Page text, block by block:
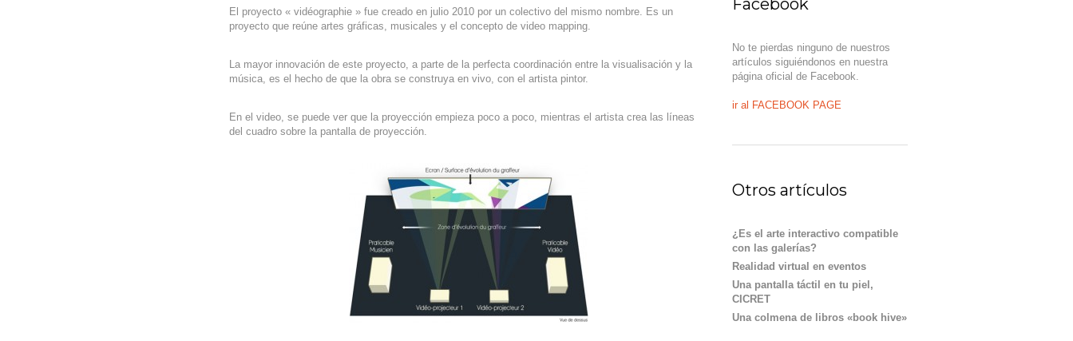
El proyecto « vidéographie » fue creado en julio 2010 por un colectivo del mismo nombre. Es un
proyecto que reúne artes gráficas, musicales y el concepto de video mapping.
La mayor innovación de este proyecto, a parte de la perfecta coordinación entre la visualisación y la
música, es el hecho de que la obra se construya en vivo, con el artista pintor.
En el video, se puede ver que la proyección empieza poco a poco, mientras el artista crea las líneas
del cuadro sobre la pantalla de proyección.
Facebook
No te pierdas ninguno de nuestros
artículos siguiéndonos en nuestra
página oficial de Facebook.
ir al FACEBOOK PAGE
Otros artículos
¿Es el arte interactivo compatible
con las galerías?
Realidad virtual en eventos
Una pantalla táctil en tu piel,
CICRET
Una colmena de libros «book hive»